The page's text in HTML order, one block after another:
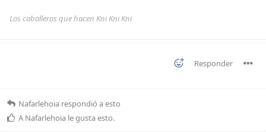
Los caballeros que hacen Kni Kni Kni
Responder
Nafarlehoia respondió a esto
A Nafarlehoia le gusta esto.